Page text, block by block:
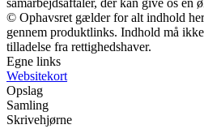
samarbejdsaftaler, der kan give os en
© Ophavsret gælder for alt indhold
gennem produktlinks. Indhold må
tilladelse fra rettighedshaver.
Egne links
Websitekort
Opslag
Samling
Skrivehjørne